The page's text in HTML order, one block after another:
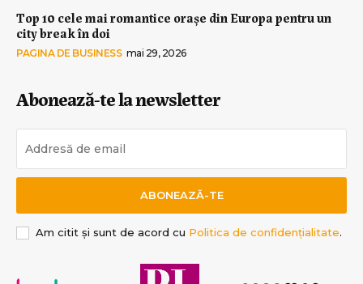
Top 10 cele mai romantice orașe din Europa pentru un
city break în doi
PAGINA DE BUSINESS mai 29, 2026
Abonează-te la newsletter
ABONEAZĂ-TE
Am citit și sunt de acord cu Politica de confidențialitate.